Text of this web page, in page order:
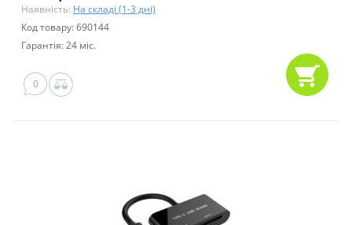
Наявність: На складі (1-3 дні)
Код товару: 690144
Гарантія: 24 міс.
0